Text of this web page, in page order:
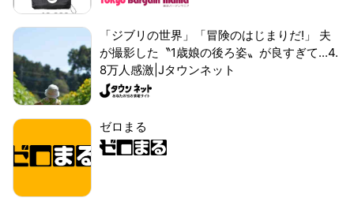
「ジブリの世界」「冒険のはじまりだ!」 夫
が撮影した〝1歳娘の後ろ姿〟が良すぎて...4.
8万人感激|Jタウンネット
ゼロまる